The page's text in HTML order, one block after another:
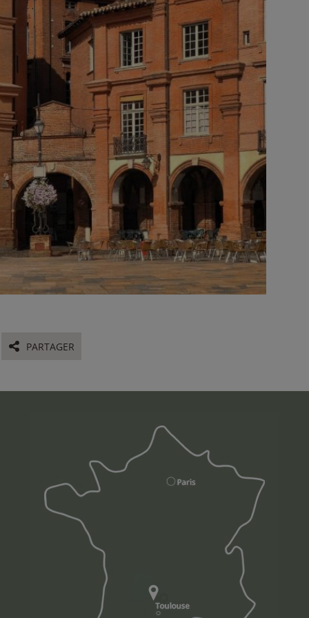
PARTAGER